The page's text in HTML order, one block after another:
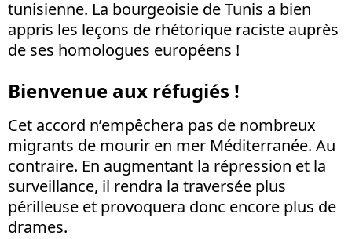
tunisienne. La bourgeoisie de Tunis a bien
appris les leçons de rhétorique raciste auprès
de ses homologues européens !
Bienvenue aux réfugiés !
Cet accord n’empêchera pas de nombreux
migrants de mourir en mer Méditerranée. Au
contraire. En augmentant la répression et la
surveillance, il rendra la traversée plus
périlleuse et provoquera donc encore plus de
drames.